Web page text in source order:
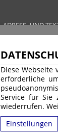
Diese Webseite
erforderliche
Service für Sie
wiederrufen.
Einstellungen
ADRESS- UND